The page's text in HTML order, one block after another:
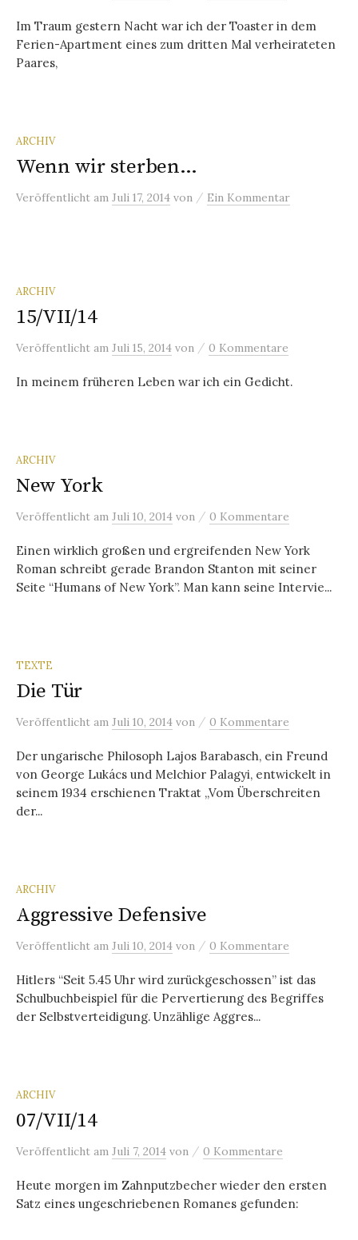
Im Traum gestern Nacht war ich der Toaster in dem
Ferien-Apartment eines zum dritten Mal verheirateten
Paares,
ARCHIV
Wenn wir sterben…
Veröffentlicht am Juli 17, 2014 von / Ein Kommentar
ARCHIV
15/VII/14
Veröffentlicht am Juli 15, 2014 von / 0 Kommentare
In meinem früheren Leben war ich ein Gedicht.
ARCHIV
New York
Veröffentlicht am Juli 10, 2014 von / 0 Kommentare
Einen wirklich großen und ergreifenden New York
Roman schreibt gerade Brandon Stanton mit seiner
Seite “Humans of New York”. Man kann seine Intervie...
TEXTE
Die Tür
Veröffentlicht am Juli 10, 2014 von / 0 Kommentare
Der ungarische Philosoph Lajos Barabasch, ein Freund
von George Lukács und Melchior Palagyi, entwickelt in
seinem 1934 erschienen Traktat „Vom Überschreiten
der...
ARCHIV
Aggressive Defensive
Veröffentlicht am Juli 10, 2014 von / 0 Kommentare
Hitlers “Seit 5.45 Uhr wird zurückgeschossen” ist das
Schulbuchbeispiel für die Pervertierung des Begriffes
der Selbstverteidigung. Unzählige Aggres...
ARCHIV
07/VII/14
Veröffentlicht am Juli 7, 2014 von / 0 Kommentare
Heute morgen im Zahnputzbecher wieder den ersten
Satz eines ungeschriebenen Romanes gefunden: